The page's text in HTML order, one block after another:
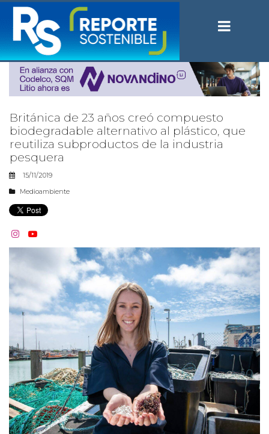
Británica de 23 años creó compuesto
biodegradable alternativo al plástico, que
reutiliza subproductos de la industria
pesquera
15/11/2019
Medioambiente
 